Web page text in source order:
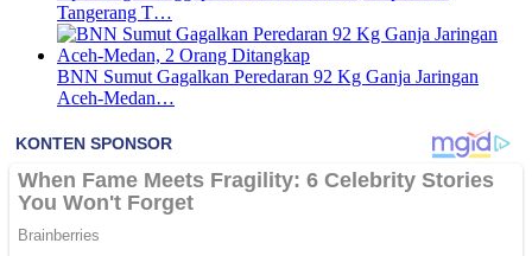
Tangerang T…
BNN Sumut Gagalkan Peredaran 92 Kg Ganja Jaringan
Aceh-Medan…